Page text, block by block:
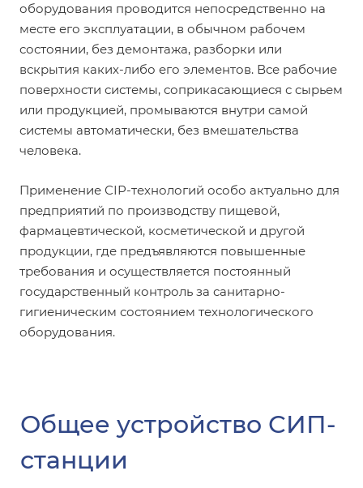
оборудования проводится непосредственно на
месте его эксплуатации, в обычном рабочем
состоянии, без демонтажа, разборки или
вскрытия каких-либо его элементов. Все рабочие
поверхности системы, соприкасающиеся с сырьем
или продукцией, промываются внутри самой
системы автоматически, без вмешательства
человека.
Применение СІР-технологий особо актуально для
предприятий по производству пищевой,
фармацевтической, косметической и другой
продукции, где предъявляются повышенные
требования и осуществляется постоянный
государственный контроль за санитарно-
гигиеническим состоянием технологического
оборудования.
Общее устройство СИП-
станции